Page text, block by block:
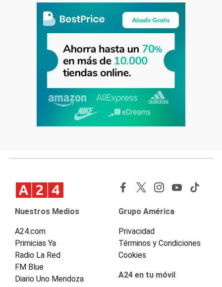
Nuestros Medios
A24.com
Primicias Ya
Radio La Red
FM Blue
Diario Uno Mendoza
Grupo América
Privacidad
Términos y Condiciones
Cookies
A24 en tu móvil